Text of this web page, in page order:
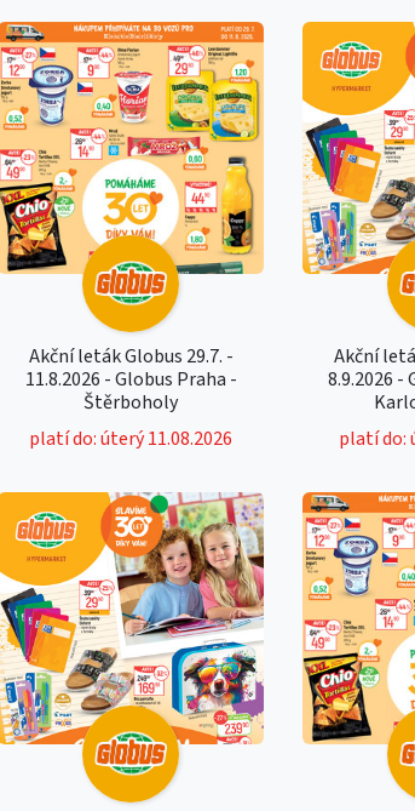
Akční leták Globus 29.7. -
11.8.2026 - Globus Praha -
Štěrboholy
platí do: úterý 11.08.2026
Akční
8.9.2026 -
platí do: